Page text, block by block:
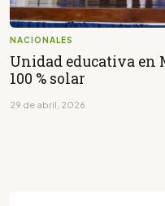
NACIONALES
Unidad educativa en
100 % solar
29 de abril, 2026